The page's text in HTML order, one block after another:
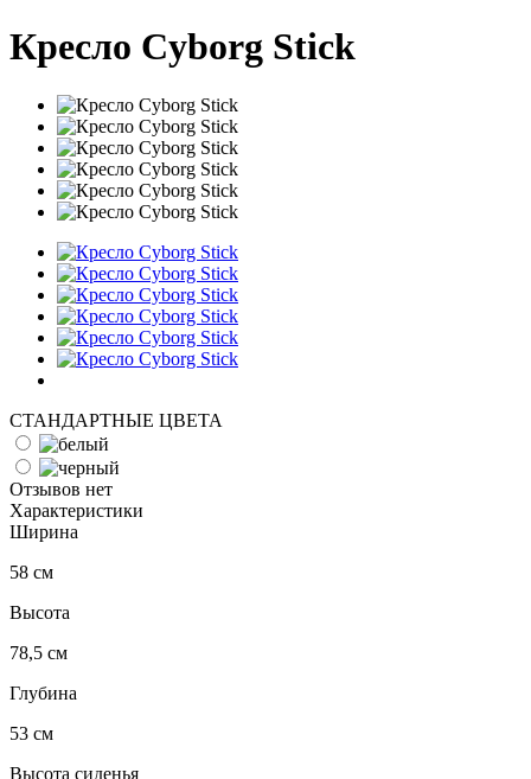
Кресло Cyborg Stick
СТАНДАРТНЫЕ ЦВЕТА
Отзывов нет
Характеристики
Ширина
58 см
Высота
78,5 см
Глубина
53 см
Высота сиденья